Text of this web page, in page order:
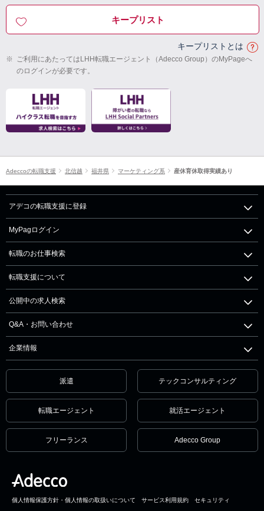
キープリスト
キープリストとは
※ ご利用にあたってはLHH転職エージェント（Adecco Group）のMyPageへ
のログインが必要です。
Adeccoの転職支援 北信越 福井県 マーケティング系 産休育休取得実績あり
アデコの転職支援に登録
MyPagログイン
転職のお仕事検索
転職支援について
公開中の求人検索
Q&A・お問い合わせ
企業情報
派遣 テックコンサルティング
転職エージェント 就活エージェント
フリーランス Adecco Group
個人情報保護方針・個人情報の取扱いについて サービス利用規約 セキュリティ